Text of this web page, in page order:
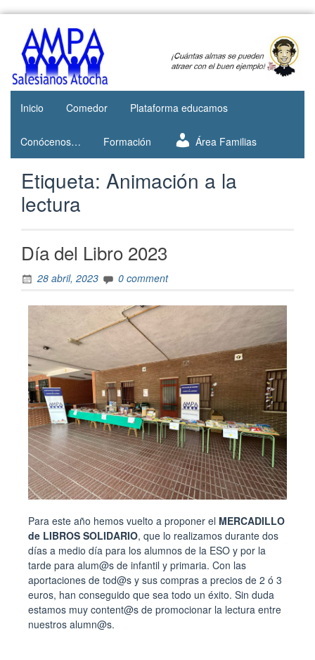
AMPA
Salesianos
Atocha
Web del
AMPA del
Colegio
Salesianos
de Atocha
Inicio
Comedor Plataforma educamos
Conócenos… Formación Área Familias
Etiqueta: Animación a la
lectura
Día del Libro 2023
28 abril, 2023 0 comment
Para este año hemos vuelto a proponer el MERCADILLO
de LIBROS SOLIDARIO, que lo realizamos durante dos
días a medio día para los alumnos de la ESO y por la
tarde para alum@s de infantil y primaria. Con las
aportaciones de tod@s y sus compras a precios de 2 ó 3
euros, han conseguido que sea todo un éxito. Sin duda
estamos muy content@s de promocionar la lectura entre
nuestros alumn@s.